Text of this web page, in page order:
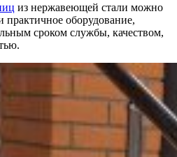
из нержавеющей стали можно
практичное оборудование,
сроком службы, качеством,